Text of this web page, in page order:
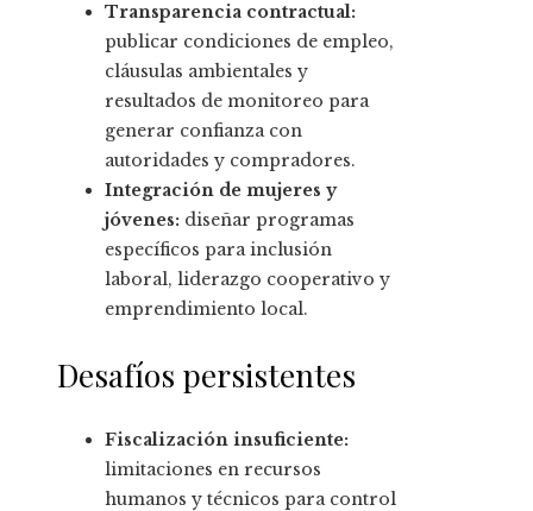
Transparencia contractual:
publicar condiciones de empleo,
cláusulas ambientales y
resultados de monitoreo para
generar confianza con
autoridades y compradores.
Integración de mujeres y
jóvenes: diseñar programas
específicos para inclusión
laboral, liderazgo cooperativo y
emprendimiento local.
Desafíos persistentes
Fiscalización insuficiente:
limitaciones en recursos
humanos y técnicos para control